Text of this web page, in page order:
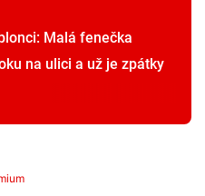
Malá fenečka
na ulici a už je zpátky